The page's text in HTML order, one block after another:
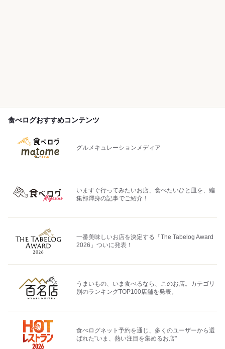
食べログおすすめコンテンツ
グルメキュレーションメディア
いますぐ行ってみたいお店、食べたいひと皿を、編
集部渾身の記事でご紹介！
一番美味しいお店を決定する「The Tabelog Award
2026」ついに発表！
うまいもの、いま食べるなら、このお店。カテゴリ
別のランキングTOP100店舗を発表。
食べログネット予約を通じ、多くのユーザーから選
ばれた"いま、熱い注目を集めるお店"